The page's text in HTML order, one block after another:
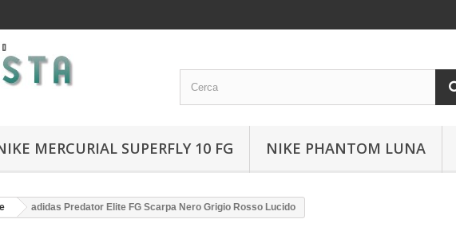
MERCURIAL SUPERFLY 10 FG NIKE PHANTOM LUNA
adidas Predator Elite FG Scarpa Nero Grigio Rosso Lucido